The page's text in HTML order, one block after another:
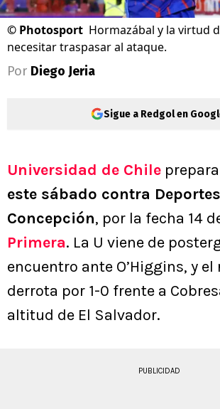
© Photosport Hormazábal y la virtud
necesitar traspasar al ataque.
Por Diego Jeria
Sigue a Redgol en
Universidad de Chile
este sábado contra Deportes
Concepción, por la fecha 14
Primera. La U viene de
encuentro ante O’Higgins, y
derrota por 1-0 frente a
altitud de El Salvador.
PUBLICIDAD